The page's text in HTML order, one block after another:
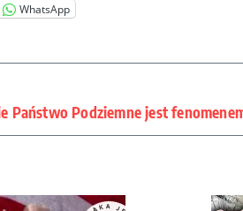
WhatsApp
Państwo Podziemne jest